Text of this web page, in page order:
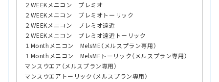
２WEEKメニコン プレミオ
２WEEKメニコン プレミオトーリック
２WEEKメニコン プレミオ遠近
２WEEKメニコン プレミオ遠近トーリック
１Monthメニコン MelsME（メルスプラン専用）
１Monthメニコン MelsMEトーリック（メルスプラン専用）
マンスウエア（メルスプラン専用）
マンスウエアトーリック（メルスプラン専用）